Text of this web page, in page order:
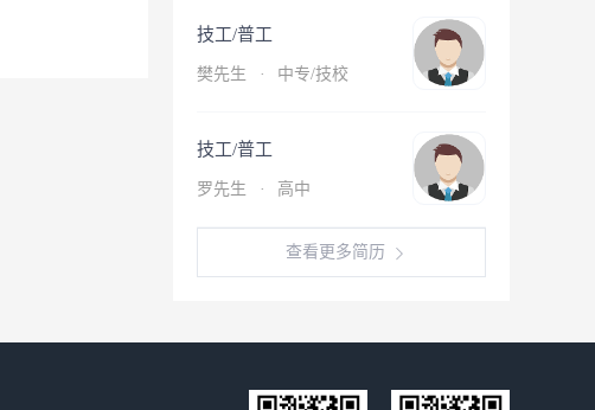
技工/普工
樊先生 · 中专/技校
技工/普工
罗先生 · 高中
查看更多简历